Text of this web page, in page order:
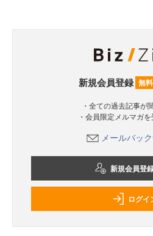
新規会員登録 無料
・全ての過去記事が
・会員限定メルマガ
メールバッ
新規会員登
ログイ